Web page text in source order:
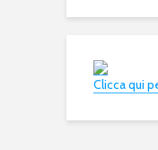
Clicca qui